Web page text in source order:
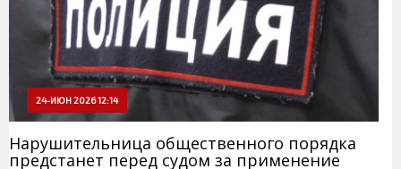
24-ИЮН 2026 12:14
Нарушительница общественного порядка
предстанет перед судом за применение